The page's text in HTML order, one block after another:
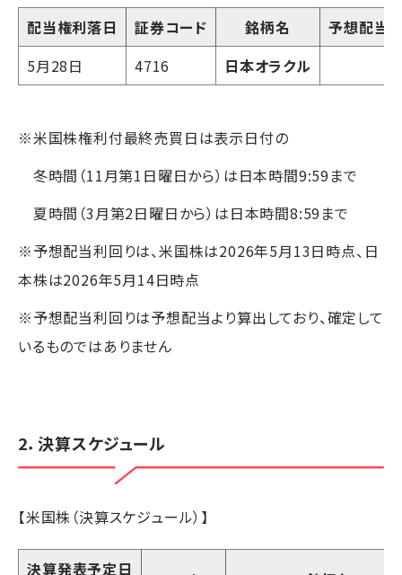
配当権利落日 証券コード 銘柄名
予想配当
5月28日
4716 日本オラクル
※米国株権利付最終売買日は表示日付の
冬時間（11月第1日曜日から）は日本時間9:59まで
夏時間（3月第2日曜日から）は日本時間8:59まで
※予想配当利回りは、米国株は2026年5月13日時点、日
本株は2026年5月14日時点
※予想配当利回りは予想配当より算出しており、確定して
いるものではありません
2．決算スケジュール
【米国株（決算スケジュール）】
決算発表予定日